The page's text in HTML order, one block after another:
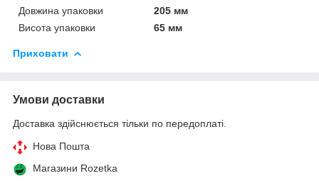
Довжина упаковки
205 мм
Висота упаковки
65 мм
Приховати
Умови доставки
Доставка здійснюється тільки по передоплаті.
Нова Пошта
Магазини Rozetka